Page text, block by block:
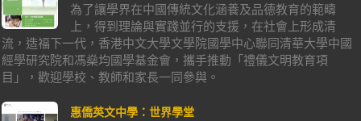
為了讓學界在中國傳統文化涵養及品德教育的範疇
上，得到理論與實踐並行的支援，在社會上形成清
流，造福下一代，香港中文大學文學院國學中心聯同清華大學中國
經學研究院和馮燊均國學基金會，攜手推動「禮儀文明教育項
目」，歡迎學校、教師和家長一同參與。
惠僑英文中學：世界學堂